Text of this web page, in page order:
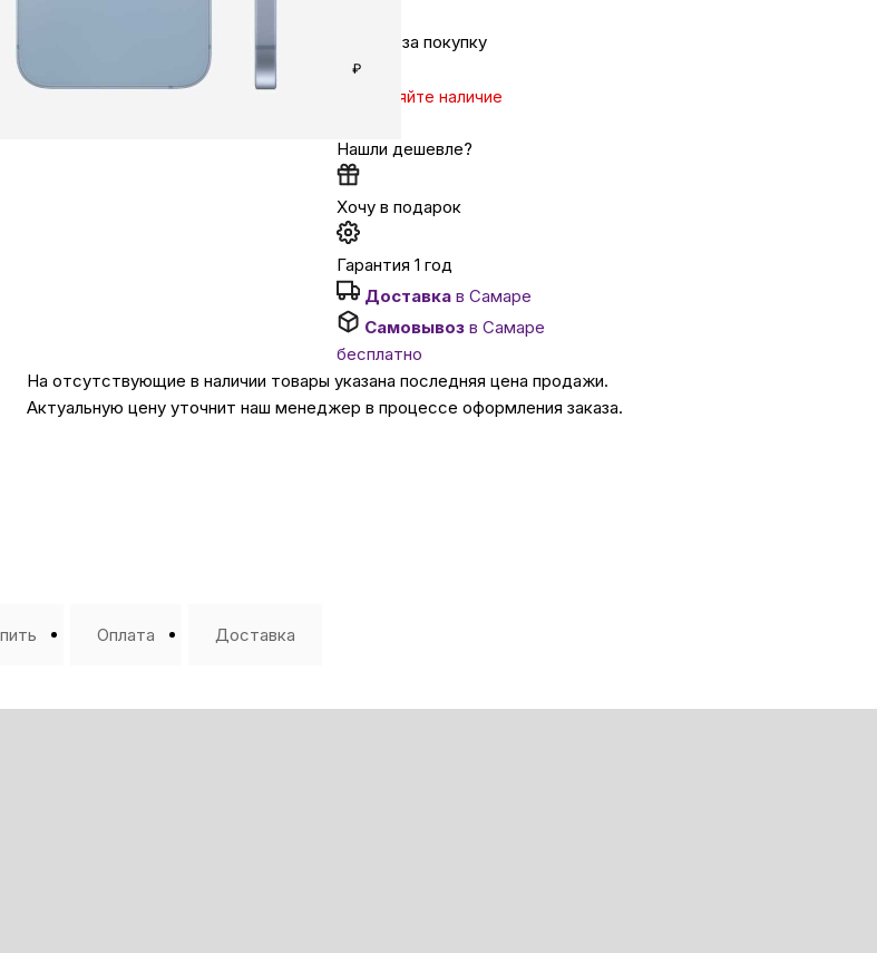
Сервисный центр Apple в Самаре
Аудио
Кешбэк за покупку
₽
Уточняйте наличие
Нашли дешевле?
Хочу в подарок
Гарантия 1 год
Доставка в Самаре
Самовывоз в Самаре
бесплатно
На отсутствующие в наличии товары указана последняя цена продажи.
Актуальную цену уточнит наш менеджер в процессе оформления заказа.
Оплата Доставка